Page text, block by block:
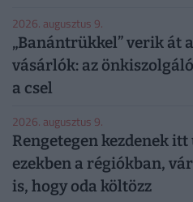
2026. augusztus 9.
„Banántrükkel” verik át
vásárlók: az
a csel
2026. augusztus 9.
Rengetegen kezdenek
ezekben a régiókban,
is, hogy oda költözz